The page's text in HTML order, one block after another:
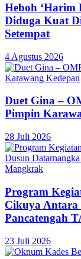
Heboh ‘Harim
Diduga Kuat
Setempat
4 Agustus 2026
Duet Gina –
Pimpin
28 Juli 2026
Program
Cikuya Antara
Pancatengah
23 Juli 2026